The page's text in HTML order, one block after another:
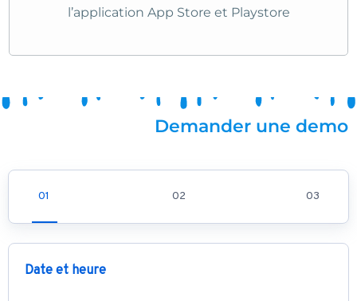
l’application App Store et Playstore
Demander une demo
Date et heure